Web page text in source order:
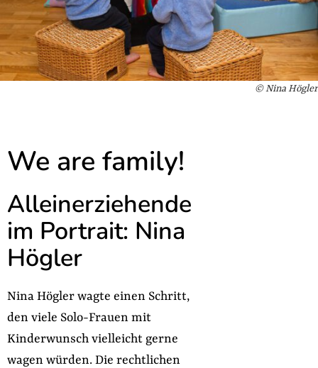
© Nina Högler
We are family!
Alleinerziehende
im Portrait: Nina
Högler
Nina Högler wagte einen Schritt,
den viele Solo-Frauen mit
Kinderwunsch vielleicht gerne
wagen würden. Die rechtlichen